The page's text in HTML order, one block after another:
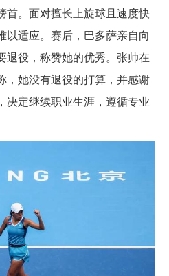
首。面对擅长上旋球且速度快
以适应。赛后，巴多萨亲自向
退役，称赞她的优秀。张帅在
，她没有退役的打算，并感谢
决定继续职业生涯，遵循专业